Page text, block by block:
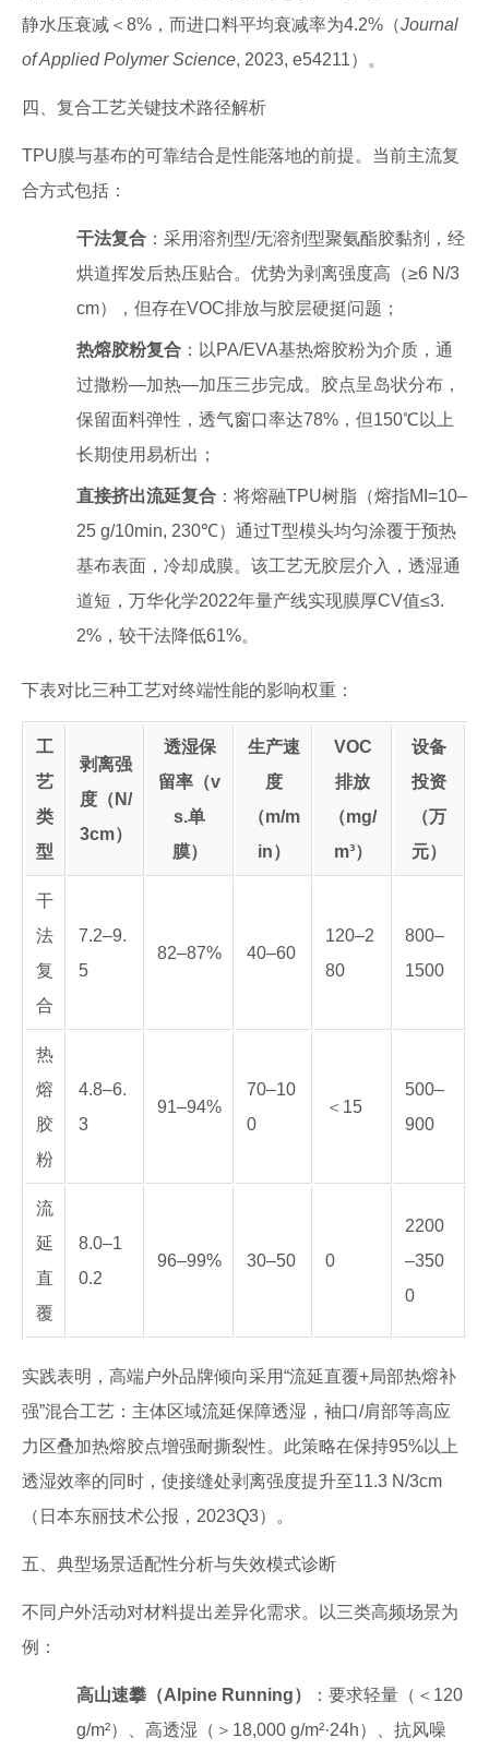
静水压衰减＜8%，而进口料平均衰减率为4.2%（Journal
of Applied Polymer Science, 2023, e54211）。
四、复合工艺关键技术路径解析
TPU膜与基布的可靠结合是性能落地的前提。当前主流复
合方式包括：
干法复合 ：采用溶剂型/无溶剂型聚氨酯胶黏剂，经
烘道挥发后热压贴合。优势为剥离强度高（≥6 N/3
cm），但存在VOC排放与胶层硬挺问题；
热熔胶粉复合 ：以PA/EVA基热熔胶粉为介质，通
过撒粉—加热—加压三步完成。胶点呈岛状分布，
保留面料弹性，透气窗口率达78%，但150℃以上
长期使用易析出；
直接挤出流延复合 ：将熔融TPU树脂（熔指MI=10–
25 g/10min, 230℃）通过T型模头均匀涂覆于预热
基布表面，冷却成膜。该工艺无胶层介入，透湿通
道短，万华化学2022年量产线实现膜厚CV值≤3.
2%，较干法降低61%。
下表对比三种工艺对终端性能的影响权重：
工
艺
类
型
剥离强
度（N/
3cm）
透湿保
留率（v
s.单
膜）
生产速
度
（m/m
in）
VOC
排放
（mg/
m³）
设备
投资
（万
元）
干
法
复
合
7.2–9.
5
82–87% 40–60
120–2
80
800–
1500
热
熔
胶
粉
4.8–6.
3
91–94%
70–10
0
＜15
500–
900
流
延
直
覆
8.0–1
0.2
96–99% 30–50 0
2200
–350
0
实践表明，高端户外品牌倾向采用“流延直覆+局部热熔补
强”混合工艺：主体区域流延保障透湿，袖口/肩部等高应
力区叠加热熔胶点增强耐撕裂性。此策略在保持95%以上
透湿效率的同时，使接缝处剥离强度提升至11.3 N/3cm
（日本东丽技术公报，2023Q3）。
五、典型场景适配性分析与失效模式诊断
不同户外活动对材料提出差异化需求。以三类高频场景为
例：
高山速攀（Alpine Running）
：要求轻量（＜120
g/m²）、高透湿（＞18,000 g/m²·24h）、抗风噪